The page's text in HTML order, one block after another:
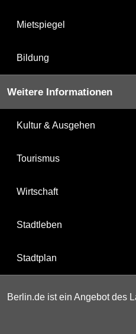
Mietspiegel
Bildung
Weitere Informationen
Kultur & Ausgehen
Tourismus
Wirtschaft
Stadtleben
Stadtplan
Berlin.de ist ein Angebot des